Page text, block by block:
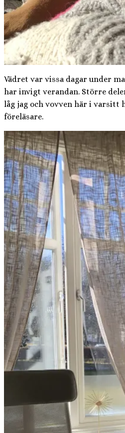
Vädret var vissa dagar under
har invigt verandan. Större
låg jag och vovven här i varsitt
föreläsare.